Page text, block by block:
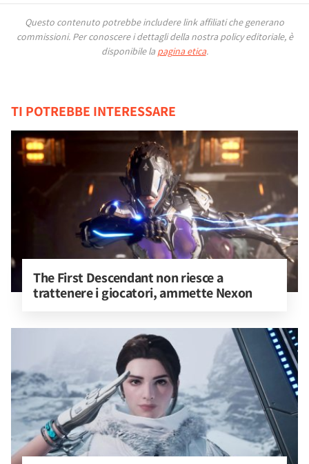
Questo contenuto potrebbe includere link affiliati che generano
commissioni. Per conoscere i dettagli della nostra policy editoriale, è
disponibile la pagina etica.
TI POTREBBE INTERESSARE
The First Descendant non riesce a
trattenere i giocatori, ammette Nexon